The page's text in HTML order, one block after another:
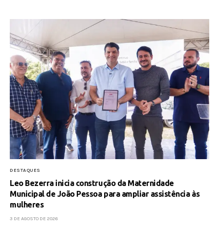
DESTAQUES
Leo Bezerra inicia construção da Maternidade
Municipal de João Pessoa para ampliar assistência às
mulheres
3 DE AGOSTO DE 2026